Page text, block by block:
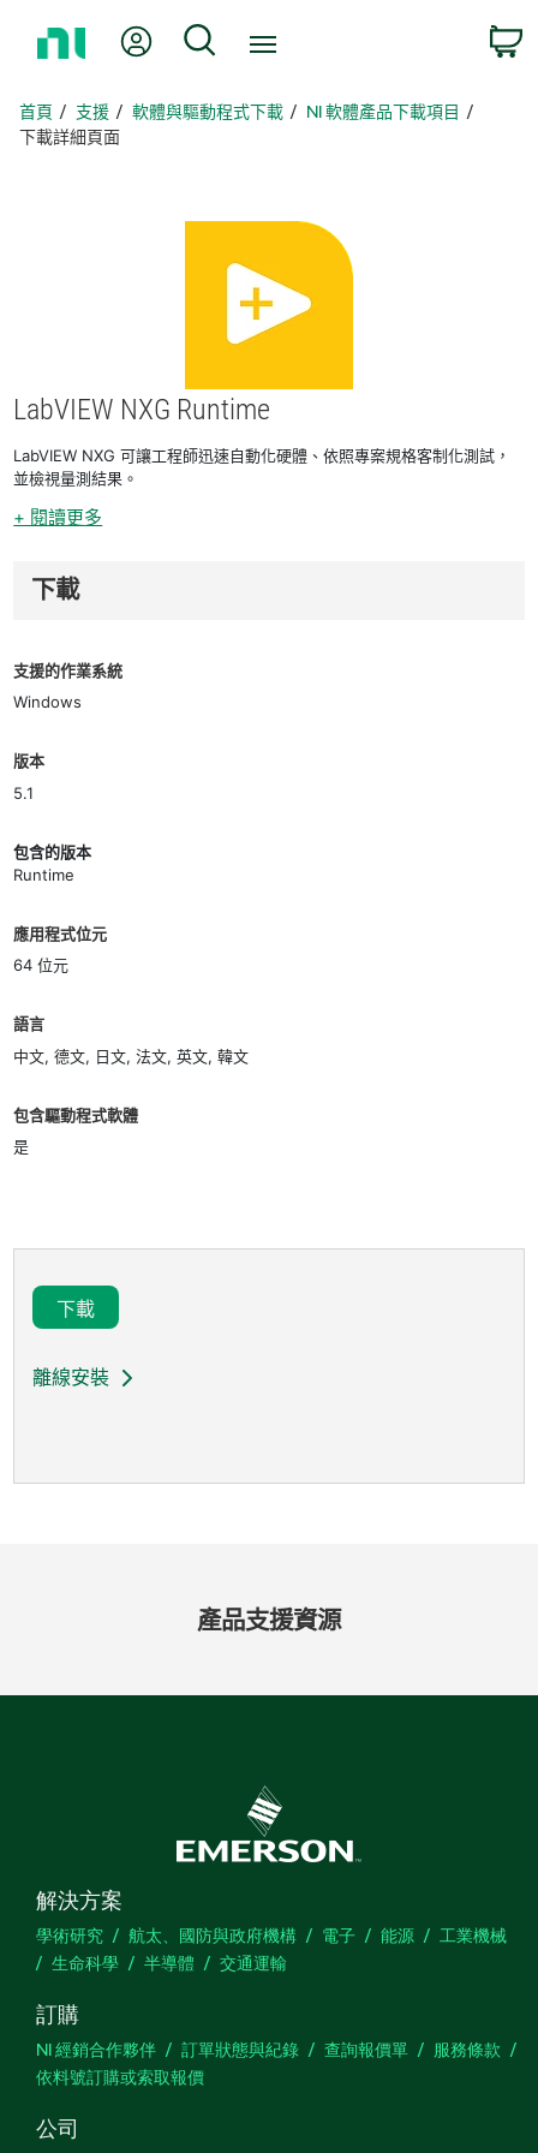
頁
我的帳號 搜尋
首頁 支援 軟體與驅動程式下載
NI 軟體產品下載項目
下載詳細頁面
LabVIEW NXG Runtime
LabVIEW NXG 可讓工程師迅速自動化硬體、依照專案規格客制化測試，
並檢視量測結果。
+ 閱讀更多
下載
支援的作業系統
Windows
版本
5.1
包含的版本
Runtime
應用程式位元
64 位元
語言
中文, 德文, 日文, 法文, 英文, 韓文
包含驅動程式軟體
是
下載
離線安裝
產品支援資源
解決方案
學術研究 航太、國防與政府機構 電子 能源
工業機械
生命科學
半導體 交通運輸
訂購
NI 經銷合作夥伴 訂單狀態與紀錄 查詢報價單
服務條款
依料號訂購或索取報價
公司